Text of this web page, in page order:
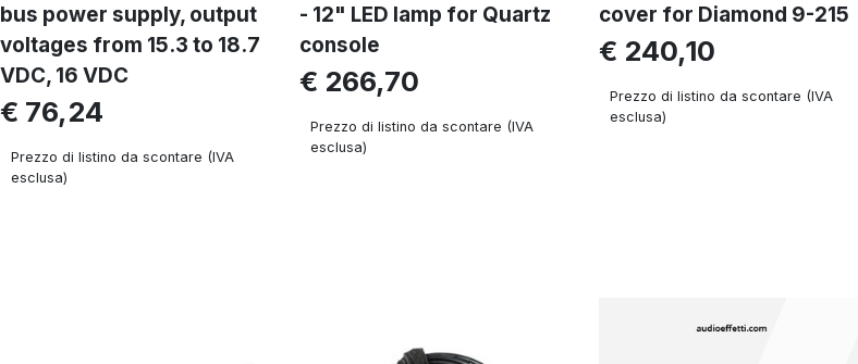
bus power supply, output
voltages from 15.3 to 18.7
VDC, 16 VDC
€ 76,24
Prezzo di listino da scontare (IVA
esclusa)
- 12" LED lamp for Quartz
console
€ 266,70
Prezzo di listino da scontare (IVA
esclusa)
cover for Diamond 9-215
€ 240,10
Prezzo di listino da scontare (IVA
esclusa)